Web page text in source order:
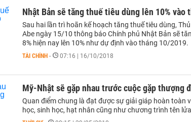
Nhật Bản sẽ tăng thuế tiêu dùng lên 10% vào
Sau hai lần trì hoãn kế hoạch tăng thuế tiêu dùng,
Abe ngày 15/10 thông báo Chính phủ Nhật Bản sẽ
8% hiện nay lên 10% như dự định vào tháng 10/2019.
TÀI CHÍNH - 07:16 | 16/10/2018
Mỹ-Nhật sẽ gặp nhau trước cuộc gặp thượng
Quan điểm chung là đạt được sự giải giáp hoàn toàn
học, sinh học, hạt nhân cũng như chương trình tên